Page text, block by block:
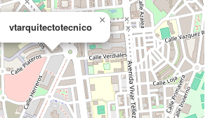
vtarquitectotecnico
×